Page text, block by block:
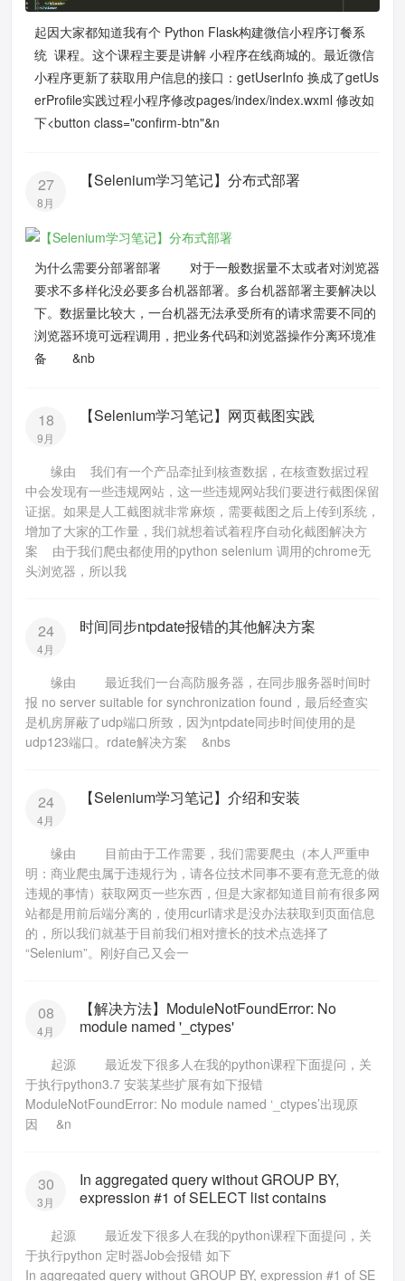
起因大家都知道我有个 Python Flask构建微信小程序订餐系
统 课程。这个课程主要是讲解 小程序在线商城的。最近微信
小程序更新了获取用户信息的接口：getUserInfo 换成了getUs
erProfile实践过程小程序修改pages/index/index.wxml 修改如
下<button class="confirm-btn"&n
27
8月
【Selenium学习笔记】分布式部署
为什么需要分部署部署 对于一般数据量不太或者对浏览器
要求不多样化没必要多台机器部署。多台机器部署主要解决以
下。数据量比较大，一台机器无法承受所有的请求需要不同的
浏览器环境可远程调用，把业务代码和浏览器操作分离环境准
备 &nb
18
9月
【Selenium学习笔记】网页截图实践
缘由 我们有一个产品牵扯到核查数据，在核查数据过程
中会发现有一些违规网站，这一些违规网站我们要进行截图保留
证据。如果是人工截图就非常麻烦，需要截图之后上传到系统，
增加了大家的工作量，我们就想着试着程序自动化截图解决方
案 由于我们爬虫都使用的python selenium 调用的chrome无
头浏览器，所以我
24
4月
时间同步ntpdate报错的其他解决方案
缘由 最近我们一台高防服务器，在同步服务器时间时
报 no server suitable for synchronization found，最后经查实
是机房屏蔽了udp端口所致，因为ntpdate同步时间使用的是
udp123端口。rdate解决方案 &nbs
24
4月
【Selenium学习笔记】介绍和安装
缘由 目前由于工作需要，我们需要爬虫（本人严重申
明：商业爬虫属于违规行为，请各位技术同事不要有意无意的做
违规的事情）获取网页一些东西，但是大家都知道目前有很多网
站都是用前后端分离的，使用curl请求是没办法获取到页面信息
的，所以我们就基于目前我们相对擅长的技术点选择了
“Selenium”。刚好自己又会一
08
4月
【解决方法】ModuleNotFoundError: No
module named '_ctypes'
起源 最近发下很多人在我的python课程下面提问，关
于执行python3.7 安装某些扩展有如下报错
ModuleNotFoundError: No module named ‘_ctypes’出现原
因 &n
30
3月
In aggregated query without GROUP BY,
expression #1 of SELECT list contains
起源 最近发下很多人在我的python课程下面提问，关
于执行python 定时器Job会报错 如下
In aggregated query without GROUP BY, expression #1 of SE